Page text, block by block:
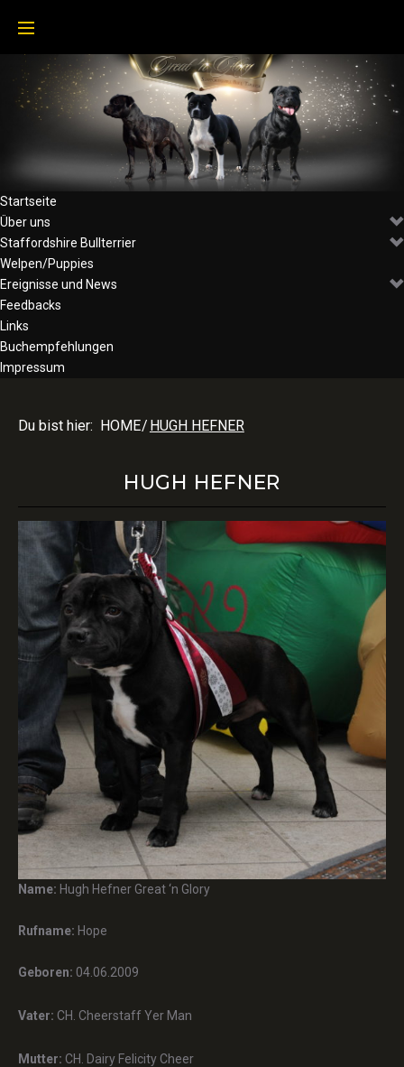
Startseite
Über uns
Staffordshire Bullterrier
Welpen/Puppies
Ereignisse und News
Feedbacks
Links
Buchempfehlungen
Impressum
Du bist hier: HOME/ HUGH HEFNER
HUGH HEFNER
Name: Hugh Hefner Great ‘n Glory
Rufname: Hope
Geboren: 04.06.2009
Vater: CH. Cheerstaff Yer Man
Mutter: CH. Dairy Felicity Cheer